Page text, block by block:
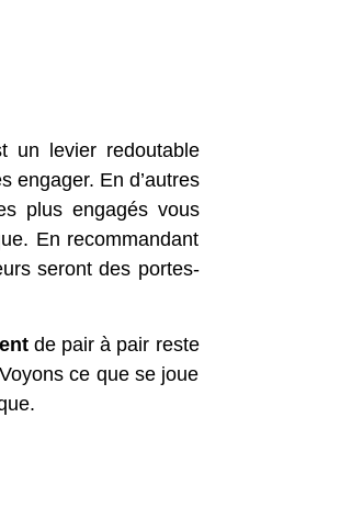
un levier redoutable
engager. En d’autres
plus engagés vous
En recommandant
seront des portes-
de pair à pair reste
ce que se joue